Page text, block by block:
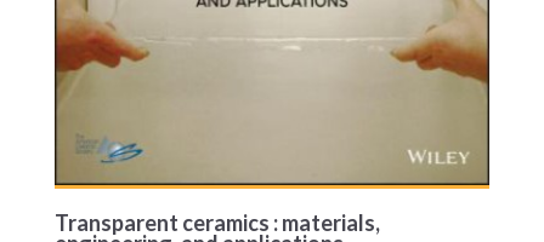
Transparent ceramics : materials,